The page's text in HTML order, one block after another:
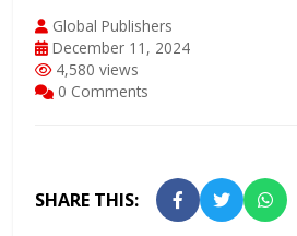
Global Publishers
December 11, 2024
4,580 views
0 Comments
SHARE THIS: